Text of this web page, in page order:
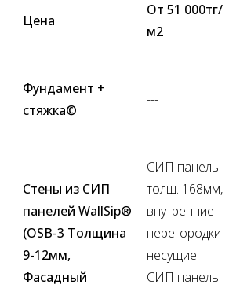
Цена
От 51 000тг/
м2
Фундамент +
стяжка©
---
Стены из СИП
панелей WallSip®
(OSB-3 Толщина
9-12мм,
Фасадный
СИП панель
толщ. 168мм,
внутренние
перегородки
несущие
СИП панель